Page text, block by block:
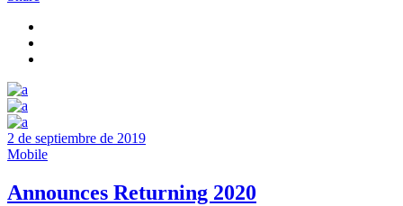
2 de septiembre de 2019
Mobile
Announces Returning 2020